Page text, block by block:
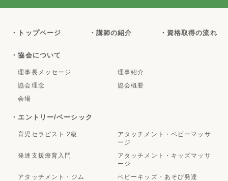
・トップページ ・講師の紹介 ・資格取得の流れ
・協会について
理事長メッセージ
理事紹介
協会理念
協会概要
会場
・エントリー/ベーシック
育児セラピスト 2級
アタッチメント・ベビーマッサ
ージ
発達支援療育入門
アタッチメント・キッズマッサ
ージ
アタッチメント・ジム
ベビーキッズ・あそび発達